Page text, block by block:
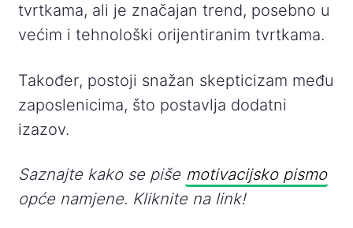
tvrtkama, ali je značajan trend, posebno u
većim i tehnološki orijentiranim tvrtkama.
Također, postoji snažan skepticizam među
zaposlenicima, što postavlja dodatni
izazov.
Saznajte kako se piše motivacijsko pismo
opće namjene. Kliknite na link!